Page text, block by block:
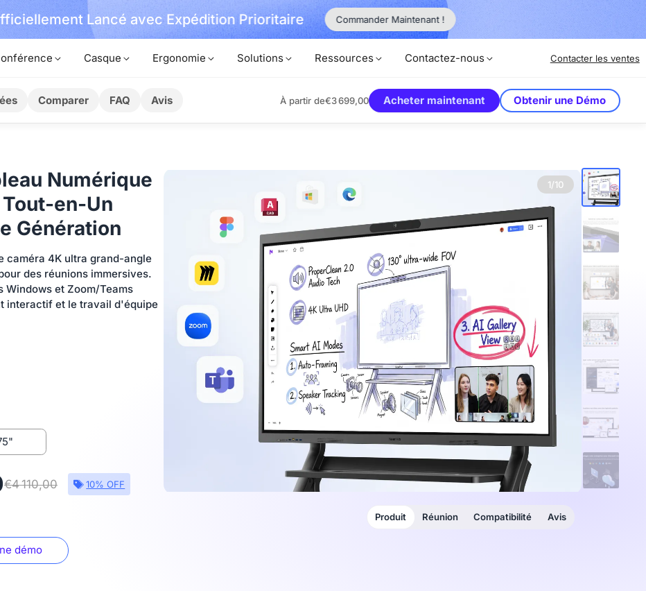
Lancé avec Expédition Prioritaire Commander Maintenant !
Casque Ergonomie Solutions Ressources Contactez-nous Contacter les ventes
Comparer FAQ Avis À partir de€3 699,00 Acheter maintenant Obtenir une Démo
Numérique
en-Un
Génération
caméra 4K ultra grand-angle
des réunions immersives.
Windows et Zoom/Teams
interactif et le travail d'équipe
€4 110,00 10% OFF
démo
1/10
Produit Réunion Compatibilité Avis